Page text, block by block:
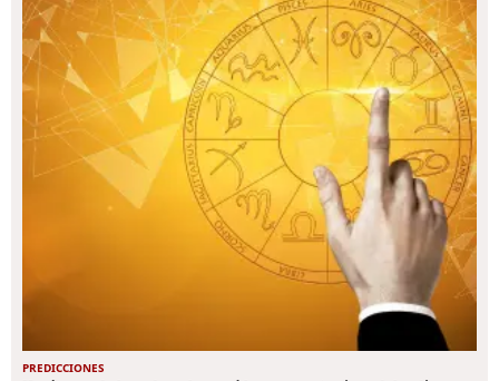
PREDICCIONES